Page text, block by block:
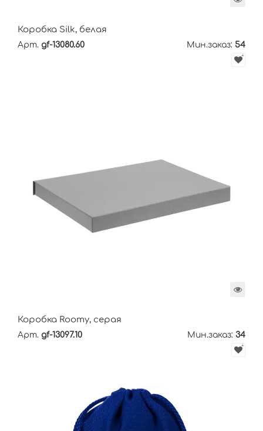
Коробка Silk, белая
Арт. gf-13080.60 Мин.заказ: 54
Коробка Roomy, серая
Арт. gf-13097.10 Мин.заказ: 34